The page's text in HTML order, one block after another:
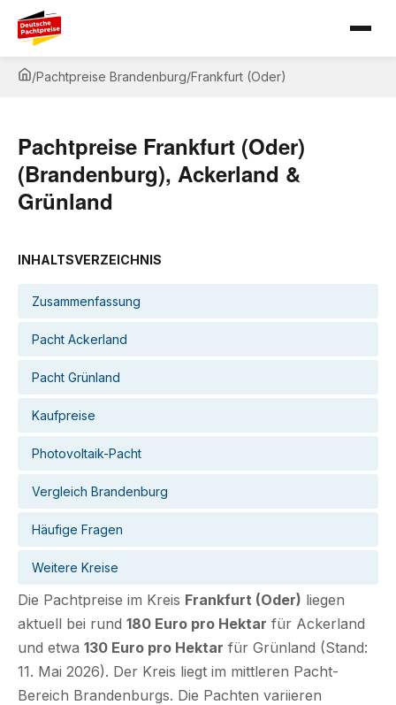
/Pachtpreise Brandenburg/Frankfurt (Oder)
Pachtpreise Frankfurt (Oder)
(Brandenburg), Ackerland &
Grünland
INHALTSVERZEICHNIS
Zusammenfassung
Pacht Ackerland
Pacht Grünland
Kaufpreise
Photovoltaik-Pacht
Vergleich Brandenburg
Häufige Fragen
Weitere Kreise
Die Pachtpreise im Kreis Frankfurt (Oder) liegen
aktuell bei rund 180 Euro pro Hektar für Ackerland
und etwa 130 Euro pro Hektar für Grünland (Stand:
11. Mai 2026). Der Kreis liegt im mittleren Pacht-
Bereich Brandenburgs. Die Pachten variieren